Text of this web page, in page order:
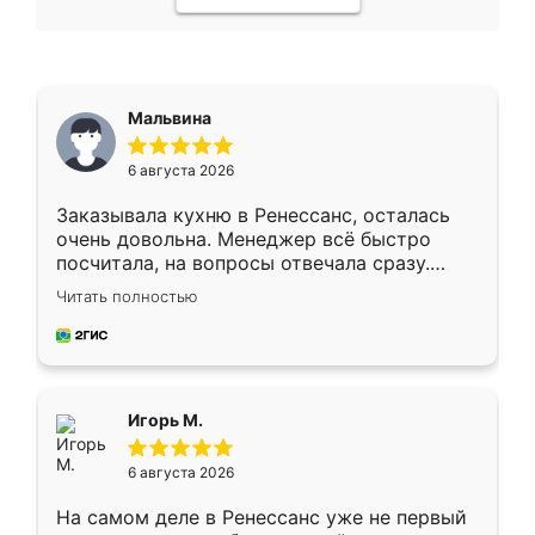
Мальвина
6 августа 2026
Заказывала кухню в Ренессанс, осталась
очень довольна. Менеджер всё быстро
посчитала, на вопросы отвечала сразу.
Замерщик приехал в субботу, подошёл к
делу со всей ответственностью. Собрали
за день, ребята работали аккуратно, даже
Читать полностью
Игорь М.
6 августа 2026
На самом деле в Ренессанс уже не первый